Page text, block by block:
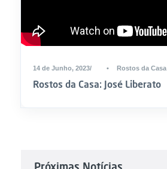
14 de Junho, 2023 • Rostos da Casa
Rostos da Casa: José Liberato